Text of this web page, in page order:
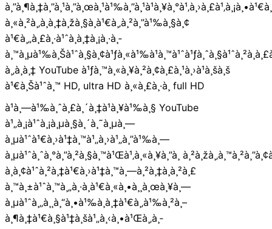
à¸«à¸²à¸‚à¸­à¸‡à¸žà¸§à¸à¹€à¸‚à¸²à¸”à¹‰à¸§à¸¢
à¹€à¸„à¸£à¸·à¹ˆà¸­à¸‡à¸¡à¸·à¸­
à¸‚à¸­à¸‡ YouTube à¹ƒà¸™à¸«à¸¥à¸²à¸¢à¸£à¸¹à¸›à¹à¸šà¸š
à¹€à¸Šà¹ˆà¸™ HD, ultra HD à¸«à¸£à¸·à¸­ full HD
à¹à¸—à¹‰à¸ˆà¸£à¸´à¸‡à¹à¸¥à¹‰à¸§ YouTube
à¹„à¸¡à¹ˆà¸¡à¸µà¸§à¸´à¸˜à¸µà¸—
à¸µà¹ˆà¹€à¸›à¹‡à¸™à¹„à¸›à¹„à¸”à¹‰à¸—
à¸µà¹ˆà¸ˆà¸°à¸”à¸²à¸§à¸™à¹Œà¹‚à¸«à¸¥à¸”à¸
à¸­à¸¢à¹ˆà¸²à¸‡à¹€à¸›à¹‡à¸™à¸—à¸²à¸‡à¸à¸²à¸£
à¸™à¸±à¹ˆà¸™à¸„à¸·à¸­à¹€à¸«à¸•à¸¸à¸œà¸¥à¸—
à¸µà¹ˆà¸„à¸¸à¸“à¸•à¹‰à¸­à¸‡à¹€à¸‚à¹‰à¸²à¸–
à¸¶à¸‡à¹€à¸§à¹‡à¸šà¹„à¸‹à¸•à¹Œà¸‚à¸­